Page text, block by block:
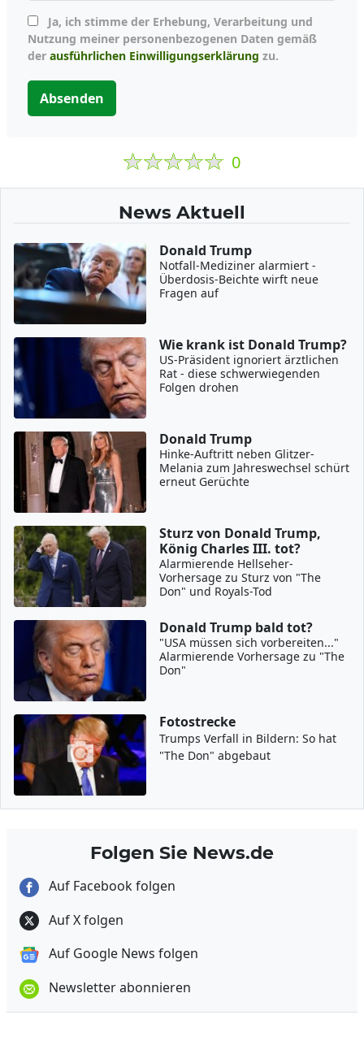
Nutzung meiner personenbezogenen Daten gemäß
der ausführlichen Einwilligungserklärung zu.
Absenden
0
News Aktuell
Donald Trump
Notfall-Mediziner alarmiert -
Überdosis-Beichte wirft neue
Fragen auf
Wie krank ist Donald Trump?
US-Präsident ignoriert ärztlichen
Rat - diese schwerwiegenden
Folgen drohen
Donald Trump
Hinke-Auftritt neben Glitzer-
Melania zum Jahreswechsel schürt
erneut Gerüchte
Sturz von Donald Trump,
König Charles III. tot?
Alarmierende Hellseher-
Vorhersage zu Sturz von "The
Don" und Royals-Tod
Donald Trump bald tot?
"USA müssen sich vorbereiten..."
Alarmierende Vorhersage zu "The
Don"
Fotostrecke
Trumps Verfall in Bildern: So hat
"The Don" abgebaut
Folgen Sie News.de
Auf Facebook folgen
Auf X folgen
Auf Google News folgen
Newsletter abonnieren